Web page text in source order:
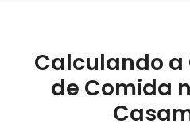
Calculando
de Comida